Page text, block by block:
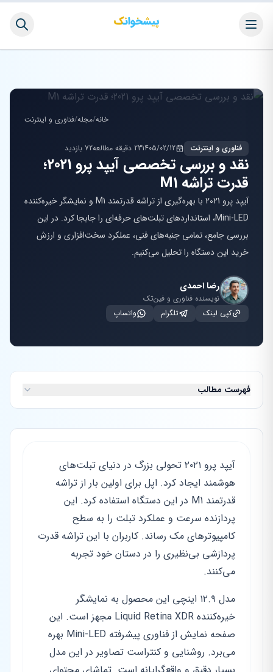
خانه/مجله/فناوری و اینترنت
فناوری و اینترنت 1405/02/1223 دقیقه مطالعه 72 بازدید
نقد و بررسی تخصصی آیپد پرو 2021؛
قدرت تراشه M1
آیپد پرو 2021 با بهره‌گیری از تراشه قدرتمند M1 و نمایشگر خیره‌کننده
Mini-LED، استانداردهای تبلت‌های حرفه‌ای را جابجا کرد. در این
بررسی جامع، تمامی جنبه‌های فنی، عملکرد سخت‌افزاری و ارزش
خرید این دستگاه را تحلیل می‌کنیم.
رضا احمدی
نویسنده فناوری و فین‌تک
کپی لینک
تلگرام واتساپ
فهرست مطالب
آیپد پرو ۲۰۲۱ تحولی بزرگ در دنیای تبلت‌های
هوشمند ایجاد کرد. اپل برای اولین بار از تراشه
قدرتمند M1 در این دستگاه استفاده کرد. این
پردازنده سرعت و عملکرد تبلت را به سطح
کامپیوترهای مک رساند. کاربران با این تراشه قدرت
پردازشی بی‌نظیری را در دستان خود تجربه
می‌کنند.
مدل ۱۲.۹ اینچی این محصول به نمایشگر
خیره‌کننده Liquid Retina XDR مجهز است. این
صفحه نمایش از فناوری پیشرفته Mini-LED بهره
می‌برد. روشنایی و کنتراست تصاویر در این مدل